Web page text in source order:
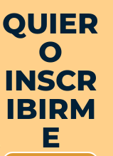
QUIER
O
INSCR
IBIRM
E